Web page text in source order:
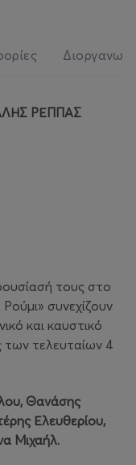
ΡΕΠΠΑΣ
τους στο
συνεχίζουν
και καυστικό
των τελευταίων 4
Θανάσης
Ελευθερίου,
Μιχαήλ.